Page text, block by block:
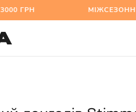
ГРН МІЖСЕЗОННИЙ